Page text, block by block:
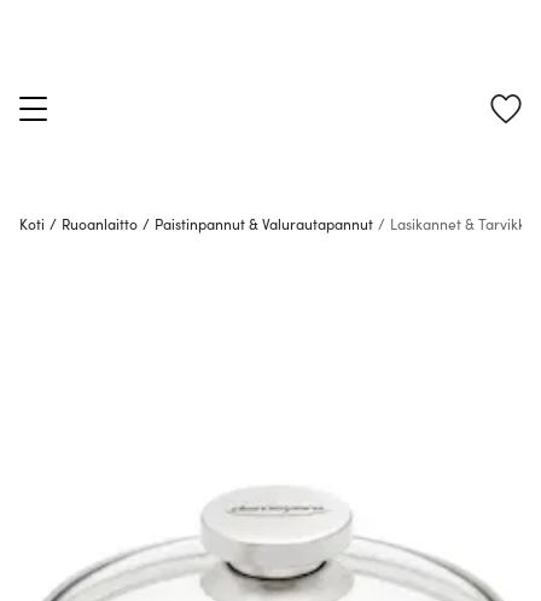
Koti / Ruoanlaitto / Paistinpannut & Valurautapannut / Lasikannet &